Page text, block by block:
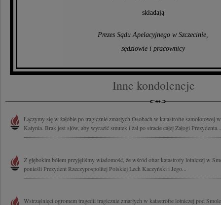
składają
Prezes Sądu Apelacyjnego w Szczecinie,
sędziowie i pracownicy
Inne kondolencje
Łączymy się w żałobie po tragicznie zmarłych Osobach w katastrofie samolotowej
Katynia. Brak jest słów, aby wyrazić smutek i żal po stracie całej Załogi Prezydenta...
Z głębokim bólem przyjęliśmy wiadomość, że wśród ofiar katastrofy lotniczej w
ponieśli Prezydent Rzeczypospolitej Polskiej Lech Kaczyński i Jego...
Wstrząśnięci ogromem tragedii tragicznie zmarłych w katastrofie lotniczej pod